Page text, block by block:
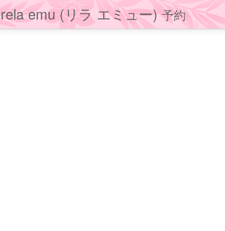
rela emu (リラ エミュー)予約